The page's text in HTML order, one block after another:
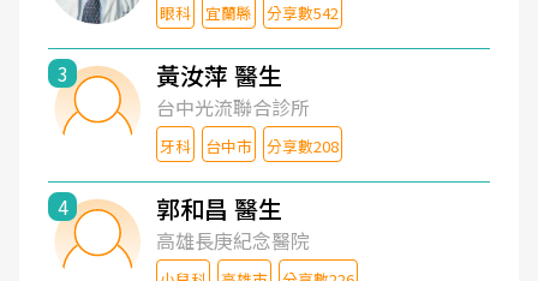
眼科 宜蘭縣 分享數542
3 黃汝萍 醫生
台中光流聯合診所
牙科 台中市 分享數208
4 郭和昌 醫生
高雄長庚紀念醫院